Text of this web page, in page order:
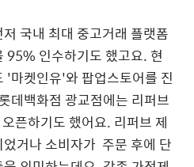
국내 최대 중고거래 플랫폼
95% 인수하기도 했고요. 현
'마켓인유'와 팝업스토어를 진
데백화점 광교점에는 리퍼브
픈하기도 했어요. 리퍼브 제
거나 소비자가 주문 후에 단